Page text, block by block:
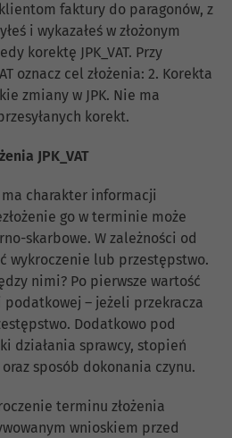
faktury do paragonów, z
i wykazałeś w złożonym
korektę JPK_VAT. Przy
oznacz cel złożenia: 2. Korekta
zmiany w JPK. Nie ma
korekt.
JPK_VAT
charakter informacji
go w terminie może
skarbowe. W zależności od
wykroczenie lub przestępstwo.
nimi? Po pierwsze wartość
– jeżeli przekracza
Dodatkowo pod
działania sprawcy, stopień
sposób dokonania czynu.
terminu złożenia
wnioskiem przed